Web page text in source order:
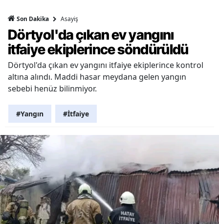
Son Dakika Asayiş
Dörtyol'da çıkan ev yangını
itfaiye ekiplerince söndürüldü
Dörtyol'da çıkan ev yangını itfaiye ekiplerince kontrol
altına alındı. Maddi hasar meydana gelen yangın
sebebi henüz bilinmiyor.
#Yangın #İtfaiye